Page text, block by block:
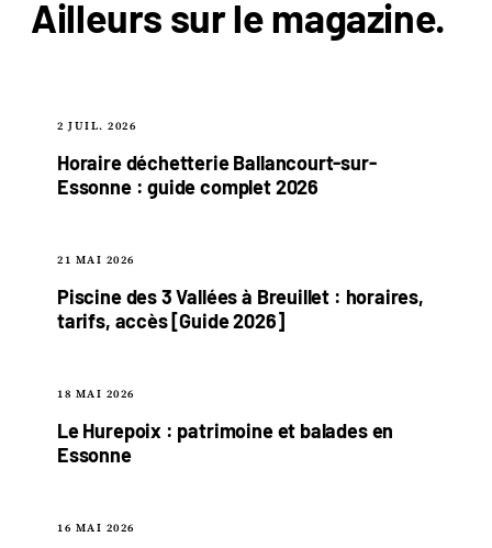
Ailleurs sur lemagazine.
2 JUIL. 2026
Horaire déchetterie Ballancourt-sur-
Essonne : guide complet 2026
21 MAI 2026
Piscine des 3 Vallées à Breuillet : horaires,
tarifs, accès [Guide 2026]
18 MAI 2026
Le Hurepoix : patrimoine et balades en
Essonne
16 MAI 2026